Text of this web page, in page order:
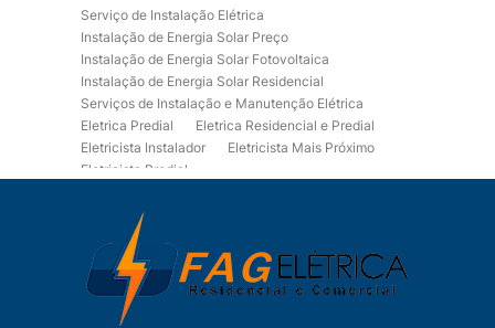
Serviço de Instalação Elétrica
Instalação de Energia Solar Preço
Instalação de Energia Solar Fotovoltaica
Instalação de Energia Solar Residencial
Serviços de Instalação e Manutenção Elétrica
Eletrica Predial
Eletrica Residencial e Predial
Eletricista Instalador
Eletricista Mais Próximo
Eletricista Predial
Eletricista Residencial
Eletricista Residencial E Predial
Eletricistas de Manutenção
Empresa de Instalações Elétricas
Empresa de Manutenção Eletrica
Empresa de Prestação de Serviços Eletricos